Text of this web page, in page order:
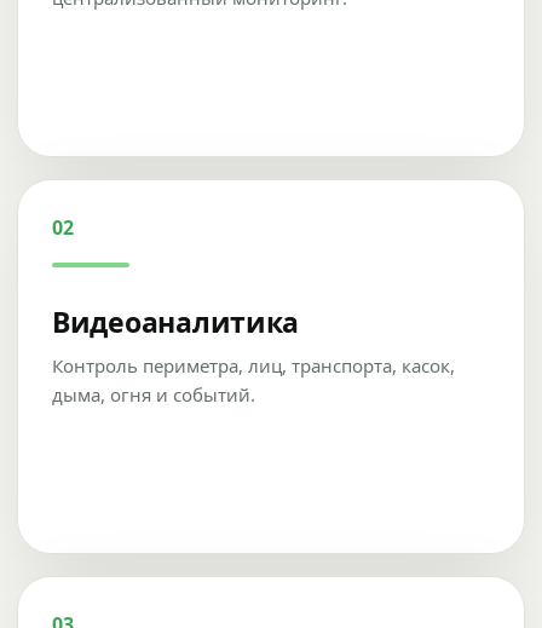
02
Видеоаналитика
Контроль периметра, лиц, транспорта, касок,
дыма, огня и событий.